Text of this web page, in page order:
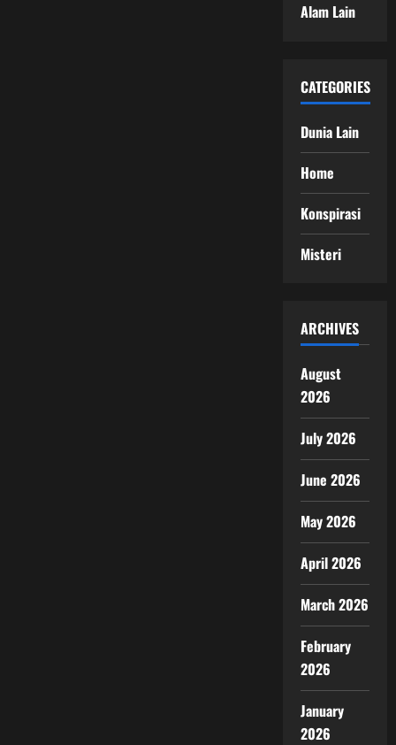
Alam Lain
CATEGORIES
Dunia Lain
Home
Konspirasi
Misteri
ARCHIVES
August
2026
July 2026
June 2026
May 2026
April 2026
March 2026
February
2026
January
2026